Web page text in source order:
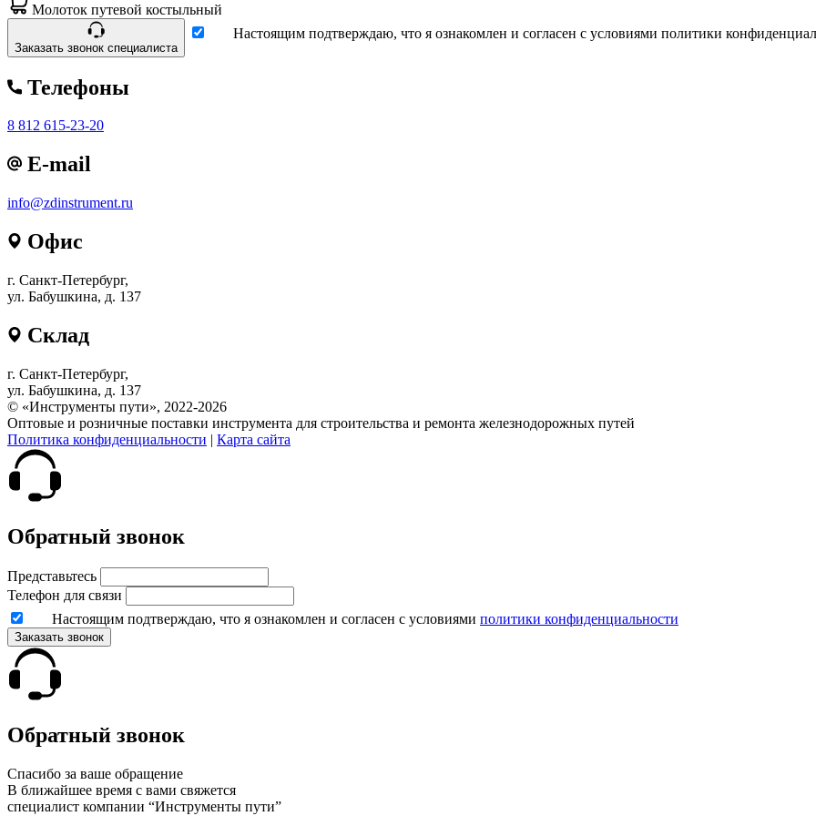
Молоток путевой костыльный
Заказать звонок специалиста
Настоящим подтверждаю, что я ознакомлен и согласен с условиями политики
Телефоны
8 812 615-23-20
E-mail
info@zdinstrument.ru
Офис
г. Санкт-Петербург,
ул. Бабушкина, д. 137
Склад
г. Санкт-Петербург,
ул. Бабушкина, д. 137
© «Инструменты пути», 2022-2026
Оптовые и розничные поставки инструмента для строительства и ремонта железнодорожных путей
Политика конфиденциальности | Карта сайта
Обратный звонок
Представьтесь
Телефон для связи
Настоящим подтверждаю, что я ознакомлен и согласен с условиями политики конфиденциальности
Заказать звонок
Обратный звонок
Спасибо за ваше обращение
В ближайшее время с вами свяжется
специалист компании “Инструменты пути”